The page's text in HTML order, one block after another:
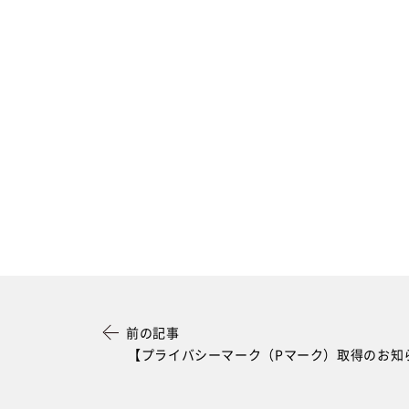
前の記事
【プライバシーマーク（Pマーク）取得のお知